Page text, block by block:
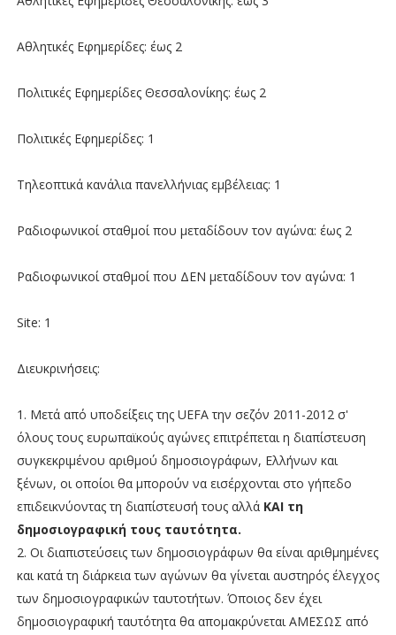
Αθλητικές Εφημερίδες: έως 2
Πολιτικές Εφημερίδες Θεσσαλονίκης: έως 2
Πολιτικές Εφημερίδες: 1
Τηλεοπτικά κανάλια πανελλήνιας εμβέλειας: 1
Ραδιοφωνικοί σταθμοί που μεταδίδουν τον αγώνα: έως 2
Ραδιοφωνικοί σταθμοί που ΔΕΝ μεταδίδουν τον αγώνα: 1
Site: 1
Διευκρινήσεις:
1. Μετά από υποδείξεις της UEFA την σεζόν 2011-2012 σ'
όλους τους ευρωπαϊκούς αγώνες επιτρέπεται η διαπίστευση
συγκεκριμένου αριθμού δημοσιογράφων, Ελλήνων και
ξένων, οι οποίοι θα μπορούν να εισέρχονται στο γήπεδο
επιδεικνύοντας τη διαπίστευσή τους αλλά ΚΑΙ τη
δημοσιογραφική τους ταυτότητα.
2. Οι διαπιστεύσεις των δημοσιογράφων θα είναι αριθμημένες
και κατά τη διάρκεια των αγώνων θα γίνεται αυστηρός έλεγχος
των δημοσιογραφικών ταυτοτήτων. Όποιος δεν έχει
δημοσιογραφική ταυτότητα θα απομακρύνεται ΑΜΕΣΩΣ από